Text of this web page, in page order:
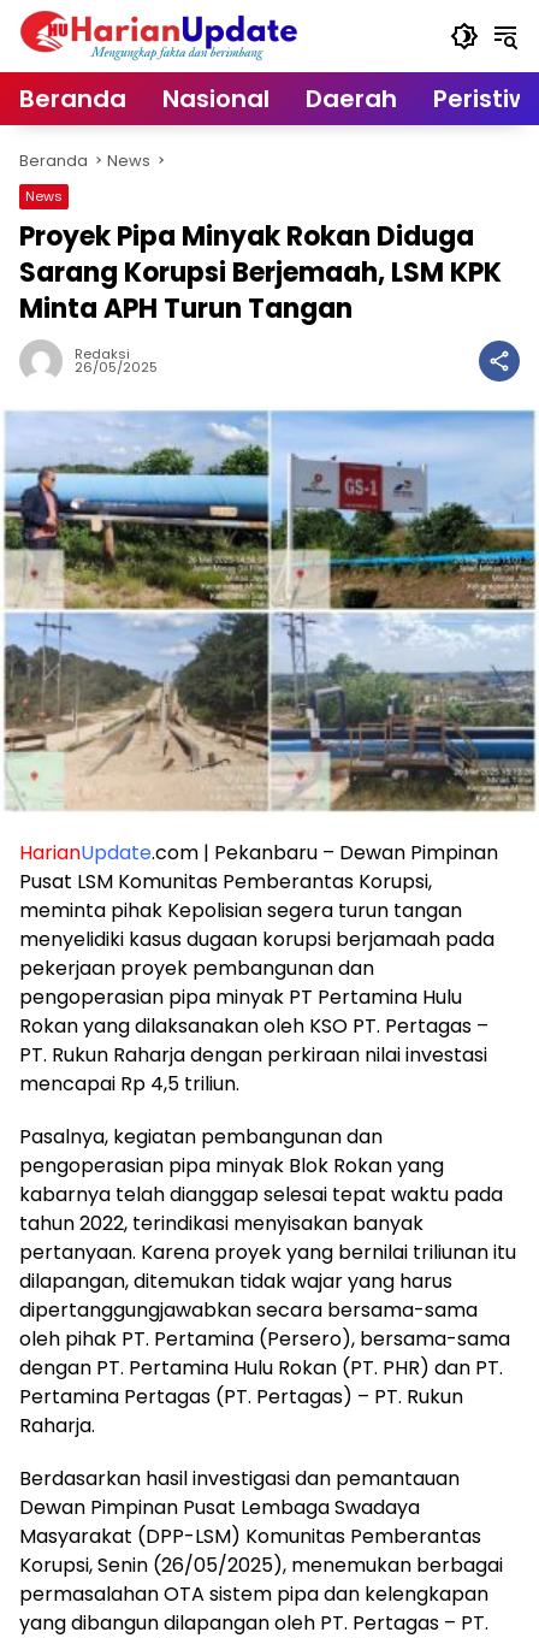
Langsung
Beranda Nasional Daerah
Beranda News
News
Proyek Pipa Minyak Rokan Diduga
Sarang Korupsi Berjemaah, LSM KPK
Minta APH Turun Tangan
Redaksi
26/05/2025
HarianUpdate.com | Pekanbaru – Dewan Pimpinan
Pusat LSM Komunitas Pemberantas Korupsi,
meminta pihak Kepolisian segera turun tangan
menyelidiki kasus dugaan korupsi berjamaah pada
pekerjaan proyek pembangunan dan
pengoperasian pipa minyak PT Pertamina Hulu
Rokan yang dilaksanakan oleh KSO PT. Pertagas –
PT. Rukun Raharja dengan perkiraan nilai investasi
mencapai Rp 4,5 triliun.
Pasalnya, kegiatan pembangunan dan
pengoperasian pipa minyak Blok Rokan yang
kabarnya telah dianggap selesai tepat waktu pada
tahun 2022, terindikasi menyisakan banyak
pertanyaan. Karena proyek yang bernilai triliunan itu
dilapangan, ditemukan tidak wajar yang harus
dipertanggungjawabkan secara bersama-sama
oleh pihak PT. Pertamina (Persero), bersama-sama
dengan PT. Pertamina Hulu Rokan (PT. PHR) dan PT.
Pertamina Pertagas (PT. Pertagas) – PT. Rukun
Raharja.
Berdasarkan hasil investigasi dan pemantauan
Dewan Pimpinan Pusat Lembaga Swadaya
Masyarakat (DPP-LSM) Komunitas Pemberantas
Korupsi, Senin (26/05/2025), menemukan berbagai
permasalahan OTA sistem pipa dan kelengkapan
yang dibangun dilapangan oleh PT. Pertagas – PT.